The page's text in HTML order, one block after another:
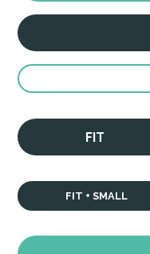
FIT
FIT + SMALL